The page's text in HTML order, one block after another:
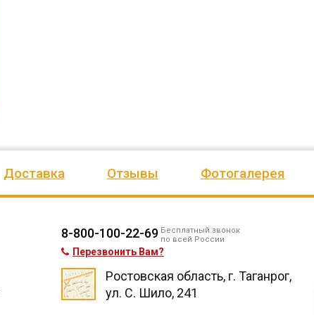
сельское
образование
района Республики
Доставка Отзывы Фотогалерея
8-800-100-22-69 Бесплатный звонок
по всей России
Перезвонить Вам?
Ростовская область, г. Таганрог,
ул. С. Шило, 241